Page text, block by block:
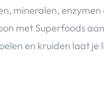
mineralen,
met Superfoods
en kruiden laat je